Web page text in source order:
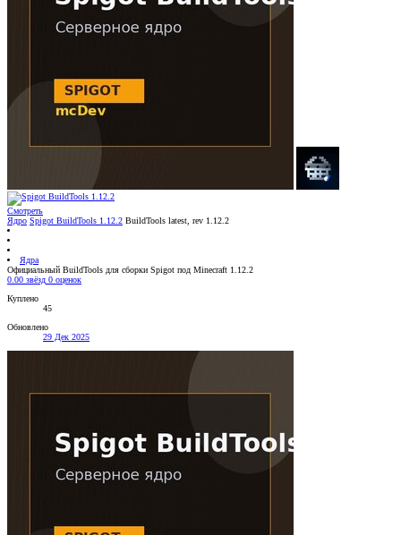
Смотреть
Ядро Spigot BuildTools 1.12.2 BuildTools latest, rev 1.12.2
Ядра
Официальный BuildTools для сборки Spigot под Minecraft 1.12.2
0.00 звёзд 0 оценок
Куплено
45
Обновлено
29 Дек 2025